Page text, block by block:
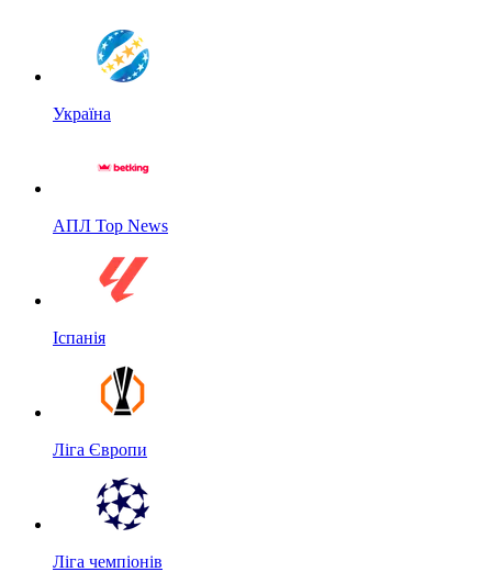
Україна
АПЛ Top News
Іспанія
Ліга Європи
Ліга чемпіонів